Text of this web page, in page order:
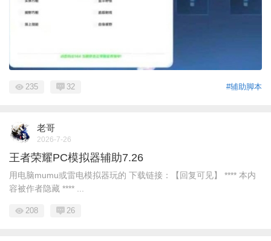
#辅助脚本
235 32
老哥
2026-7-26
王者荣耀PC模拟器辅助7.26
用电脑mumu或雷电模拟器玩的 下载链接：【回复可见】 **** 本内
容被作者隐藏 **** ...
208 26